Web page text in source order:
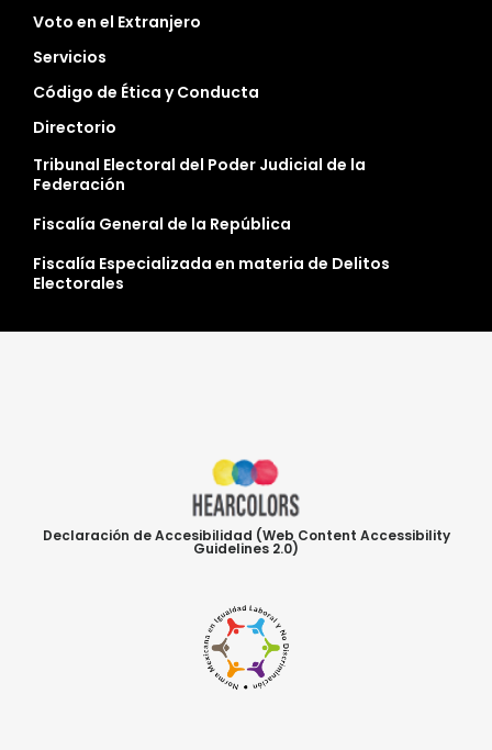
Voto en el Extranjero
Servicios
Código de Ética y Conducta
Directorio
Tribunal Electoral del Poder Judicial de la
Federación
Fiscalía General de la República
Fiscalía Especializada en materia de Delitos
Electorales
Declaración de Accesibilidad (Web Content Accessibility
Guidelines 2.0)